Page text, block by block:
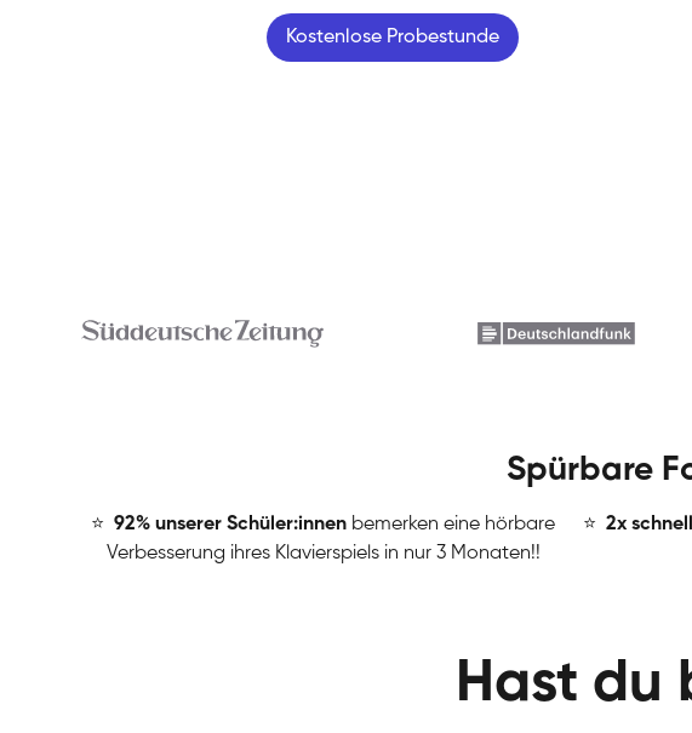
Kostenlose Probestunde
Spürbare
⭐ ️92% unserer Schüler:innen bemerken eine hörbare
Verbesserung ihres Klavierspiels in nur 3 Monaten!!
⭐ ️2x
Hast du